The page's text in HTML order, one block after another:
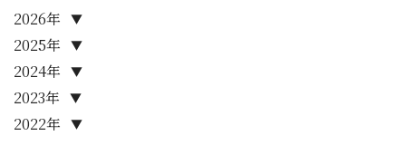
2022年 ▼
2023年 ▼
2024年 ▼
2025年 ▼
2026年 ▼